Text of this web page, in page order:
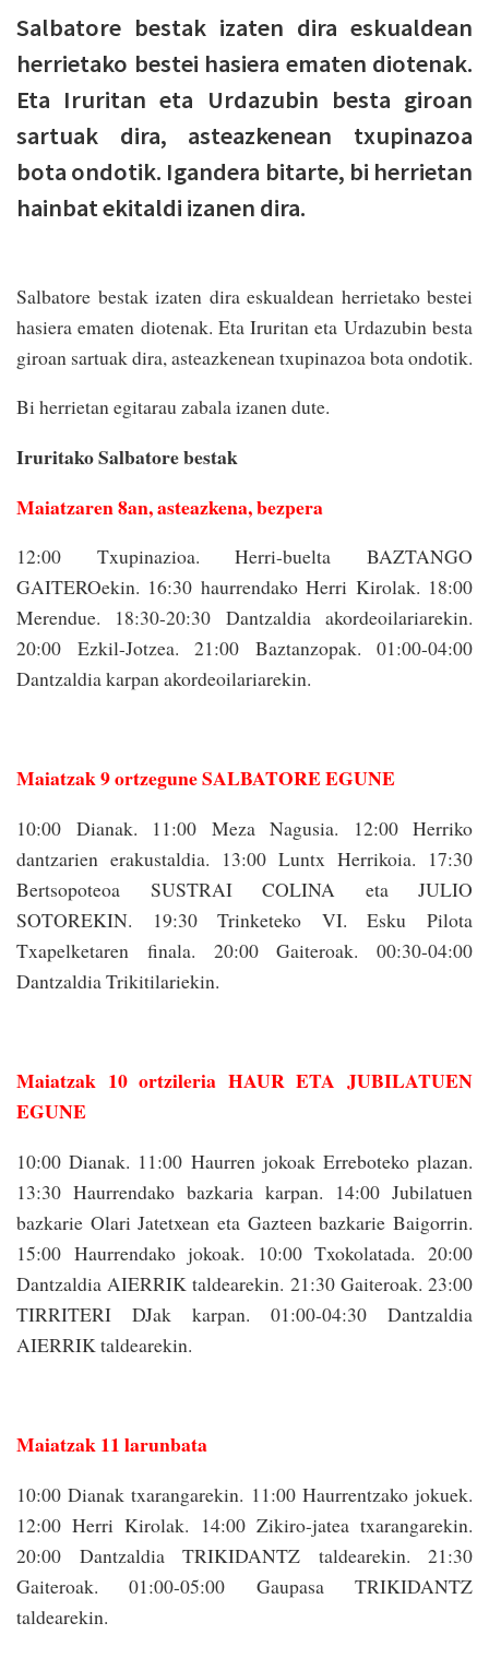
Salbatore bestak izaten dira eskualdean
herrietako bestei hasiera ematen diotenak.
Eta Iruritan eta Urdazubin besta giroan
sartuak dira, asteazkenean txupinazoa
bota ondotik. Igandera bitarte, bi herrietan
hainbat ekitaldi izanen dira.
Salbatore bestak izaten dira eskualdean herrietako bestei
hasiera ematen diotenak. Eta Iruritan eta Urdazubin besta
giroan sartuak dira, asteazkenean txupinazoa bota ondotik.
Bi herrietan egitarau zabala izanen dute.
Iruritako Salbatore bestak
Maiatzaren 8an, asteazkena, bezpera
12:00 Txupinazioa. Herri-buelta BAZTANGO
GAITEROekin. 16:30 haurrendako Herri Kirolak. 18:00
Merendue. 18:30-20:30 Dantzaldia akordeoilariarekin.
20:00 Ezkil-Jotzea. 21:00 Baztanzopak. 01:00-04:00
Dantzaldia karpan akordeoilariarekin.
Maiatzak 9 ortzegune SALBATORE EGUNE
10:00 Dianak. 11:00 Meza Nagusia. 12:00 Herriko
dantzarien era­kustaldia. 13:00 Luntx Herrikoia. 17:30
Bertsopoteoa SUSTRAI COLINA eta JULIO
SOTOREKIN. 19:30 Trinketeko VI. Esku Pilota
Txapelketaren finala. 20:00 Gaiteroak. 00:30-04:00
Dantzaldia Trikitilari­ekin.
Maiatzak 10 ortzileria HAUR ETA JUBILATUEN
EGUNE
10:00 Dianak. 11:00 Haurren jokoak Erreboteko plazan.
13:30 Haurrendako bazkaria karpan. 14:00 Jubilatuen
bazkarie Olari Jatetxean eta Gazteen bazkarie Baigorrin.
15:00 Haurrendako jokoak. 10:00 Txokolatada. 20:00
Dantzaldia AIERRIK taldearekin. 21:30 Gaiteroak. 23:00
TIRRITERI DJak karpan. 01:00-04:30 Dantzaldia
AIERRIK taldearekin.
Maiatzak 11 larunbata
10:00 Dianak txarangarekin. 11:00 Haurrentzako jokuek.
12:00 Herri Kirolak. 14:00 Zikiro-jatea txarangarekin.
20:00 Dantzaldia TRIKIDANTZ taldearekin. 21:30
Gaiteroak. 01:00-05:00 Gaupasa TRIKIDANTZ
taldearekin.